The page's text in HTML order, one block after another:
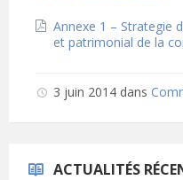
Téléchargements
Annexe 1 – Strategie
et patrimonial de la
3 juin 2014 dans
ACTUALITÉS